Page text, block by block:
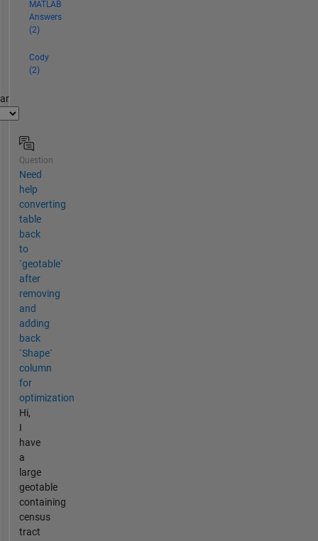
MATLAB
Answers
(2)
Cody
(2)
Question
Need
help
converting
table
back
to
`geotable`
after
removing
and
adding
back
`Shape`
column
for
optimization
Hi,
I
have
a
large
geotable
containing
census
tract